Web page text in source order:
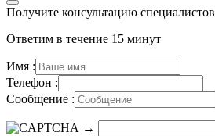
Получите консультацию специалистов
Ответим в течение 15 минут
Имя :
Телефон :
Сообщение :
→